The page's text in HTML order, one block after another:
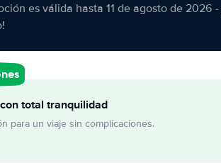
es válida hasta 11 de agosto de 2026
total tranquilidad
para un viaje sin complicaciones.